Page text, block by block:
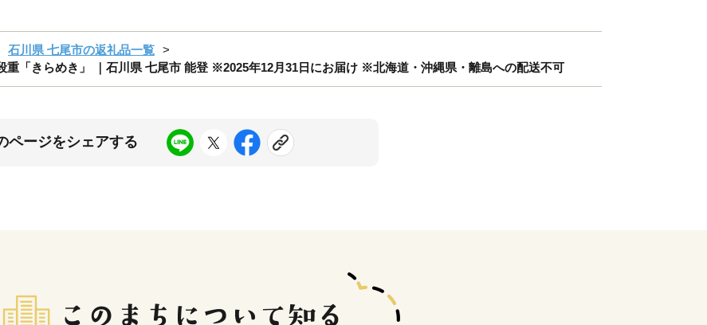
石川県 七尾市の返礼品一覧
重「きらめき」 ｜石川県 七尾市 能登 ※2025年12月31日にお届け ※北海道・沖縄県・離島への配送不可
ページをシェアする